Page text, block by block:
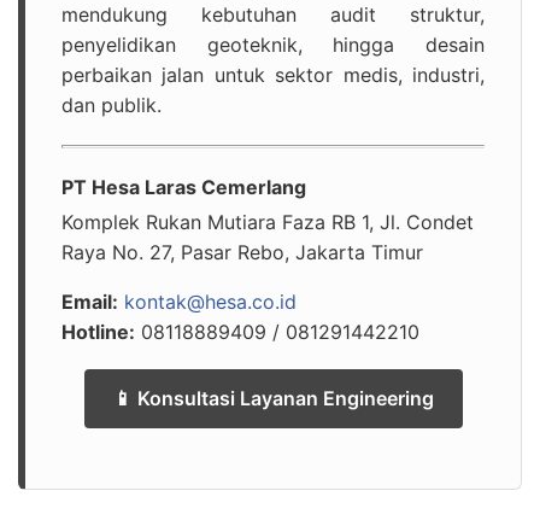
mendukung kebutuhan audit struktur,
penyelidikan geoteknik, hingga desain
perbaikan jalan untuk sektor medis, industri,
dan publik.
PT Hesa Laras Cemerlang
Komplek Rukan Mutiara Faza RB 1, Jl. Condet
Raya No. 27, Pasar Rebo, Jakarta Timur
Email: kontak@hesa.co.id
Hotline: 08118889409 / 081291442210
📱 Konsultasi Layanan Engineering